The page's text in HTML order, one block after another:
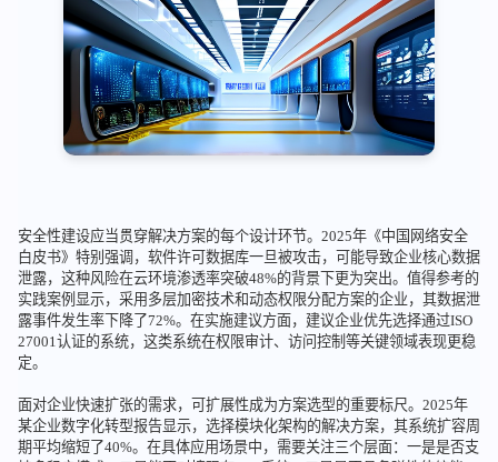
安全性建设应当贯穿解决方案的每个设计环节。2025年《中国网络安全
白皮书》特别强调，软件许可数据库一旦被攻击，可能导致企业核心数据
泄露，这种风险在云环境渗透率突破48%的背景下更为突出。值得参考的
实践案例显示，采用多层加密技术和动态权限分配方案的企业，其数据泄
露事件发生率下降了72%。在实施建议方面，建议企业优先选择通过ISO
27001认证的系统，这类系统在权限审计、访问控制等关键领域表现更稳
定。
面对企业快速扩张的需求，可扩展性成为方案选型的重要标尺。2025年
某企业数字化转型报告显示，选择模块化架构的解决方案，其系统扩容周
期平均缩短了40%。在具体应用场景中，需要关注三个层面：一是是否支